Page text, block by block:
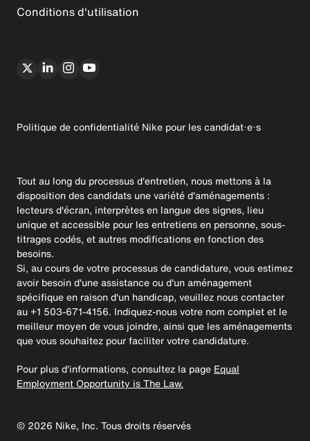
Conditions d'utilisation
Politique de confidentialité Nike pour les candidat·e·s
Tout au long du processus d'entretien, nous mettons à la
disposition des candidats une variété d'aménagements :
lecteurs d'écran, interprètes en langue des signes, lieu
unique et accessible pour les entretiens en personne, sous-
titrages codés, et autres modifications en fonction des
besoins.
Si, au cours de votre processus de candidature, vous estimez
avoir besoin d'une assistance ou d'un aménagement
spécifique en raison d'un handicap, veuillez nous contacter
au +1 503-671-4156. Indiquez-nous votre nom complet et le
meilleur moyen de vous joindre, ainsi que les aménagements
que vous souhaitez pour faciliter votre candidature.
Pour plus d'informations, consultez la page Equal
Employment Opportunity is The Law.
© 2026 Nike, Inc. Tous droits réservés